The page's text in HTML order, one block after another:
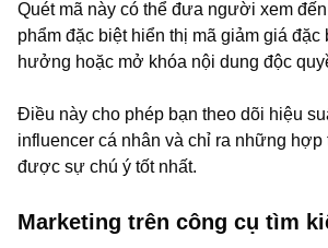
Quét mã này có thể đưa người xem
phẩm đặc biệt hiển thị mã giảm giá
hưởng hoặc mở khóa nội dung độc
Điều này cho phép bạn theo dõi hiệu
influencer cá nhân và chỉ ra những hợp
được sự chú ý tốt nhất.
Marketing trên công cụ tìm